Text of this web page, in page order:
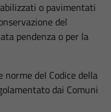
o pavimentati
del
pendenza o per la
del Codice della
dai Comuni